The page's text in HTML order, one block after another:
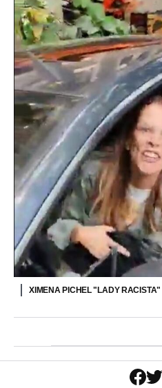
XIMENA PICHEL "LADY RACISTA"